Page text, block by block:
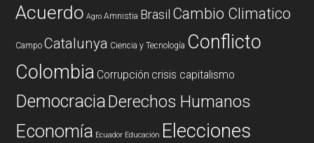
Acuerdo Agro Amnistia Brasil Cambio Climatico
Campo Catalunya Ciencia y Tecnología Conflicto
Colombia Corrupción crisis capitalismo
DemocraciaDerechos Humanos
Economía Ecuador Educación Elecciones